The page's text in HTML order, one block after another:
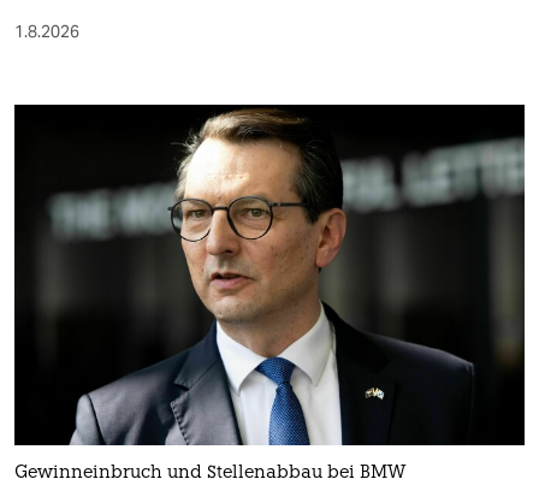
fragen & hilfe
genossenschaft
1.8.2026
Gewinneinbruch und Stellenabbau bei BMW